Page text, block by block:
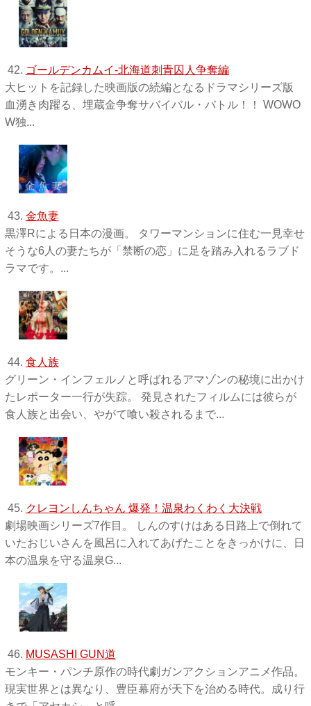
42. ゴールデンカムイ-北海道刺青囚人争奪編
大ヒットを記録した映画版の続編となるドラマシリーズ版
血湧き肉躍る、埋蔵金争奪サバイバル・バトル！！ WOWO
W独 ...
43. 金魚妻
黒澤Rによる日本の漫画。 タワーマンションに住む一見幸せ
そうな6人の妻たちが「禁断の恋」に足を踏み入れるラブド
ラマです。...
44. 食人族
グリーン・インフェルノと呼ばれるアマゾンの秘境に出かけ
たレポーター一行が失踪。 発見されたフィルムには彼らが
食人族と出会い、やがて喰い殺されるまで...
45. クレヨンしんちゃん 爆発！温泉わくわく大決戦
劇場映画シリーズ7作目。 しんのすけはある日路上で倒れて
いたおじいさんを風呂に入れてあげたことをきっかけに、日
本の温泉を守る温泉G...
46. MUSASHI GUN道
モンキー・パンチ原作の時代劇ガンアクションアニメ作品。
現実世界とは異なり、豊臣幕府が天下を治める時代。成り行